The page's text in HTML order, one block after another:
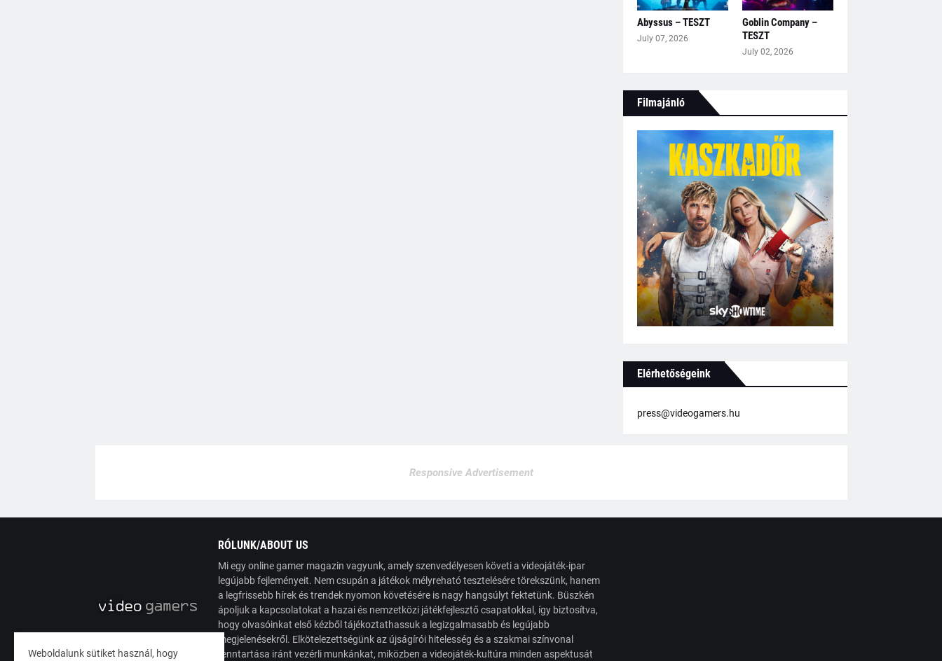
Abyssus – TESZT
July 07, 2026
Goblin Company –
TESZT
July 02, 2026
Filmajánló
Elérhetőségeink
press@videogamers.hu
Responsive Advertisement
RÓLUNK/ABOUT US
Mi egy online gamer magazin vagyunk, amely szenvedélyesen követi a videojáték-ipar
legújabb fejleményeit. Nem csupán a játékok mélyreható tesztelésére törekszünk, hanem
a legfrissebb hírek és trendek nyomon követésére is nagy hangsúlyt fektetünk. Büszkén
ápoljuk a kapcsolatokat a hazai és nemzetközi játékfejlesztő csapatokkal, így biztosítva,
hogy olvasóinkat első kézből tájékoztathassuk a legizgalmasabb és legújabb
megjelenésekről. Elkötelezettségünk az újságírói hitelesség és a szakmai színvonal
fenntartása iránt vezérli munkánkat, miközben a videojáték-kultúra minden aspektusát
Weboldalunk sütiket használ, hogy